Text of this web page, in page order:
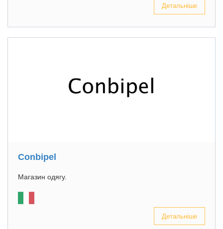
Детальніше
Conbipel
Магазин одягу.
Детальніше